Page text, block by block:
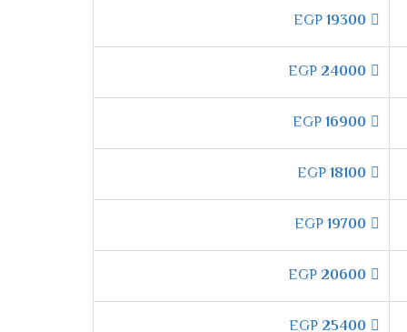
بشكل سريع وأيضا تكون من افضل الخواص
شارب المزودة بخاصية التتبع التى تقوم
الصادر من الجهاز .
به حتى يستنشق العميل هواء مكيف نظيف لا
19300
24000
16900
18100
19700
20600
25400